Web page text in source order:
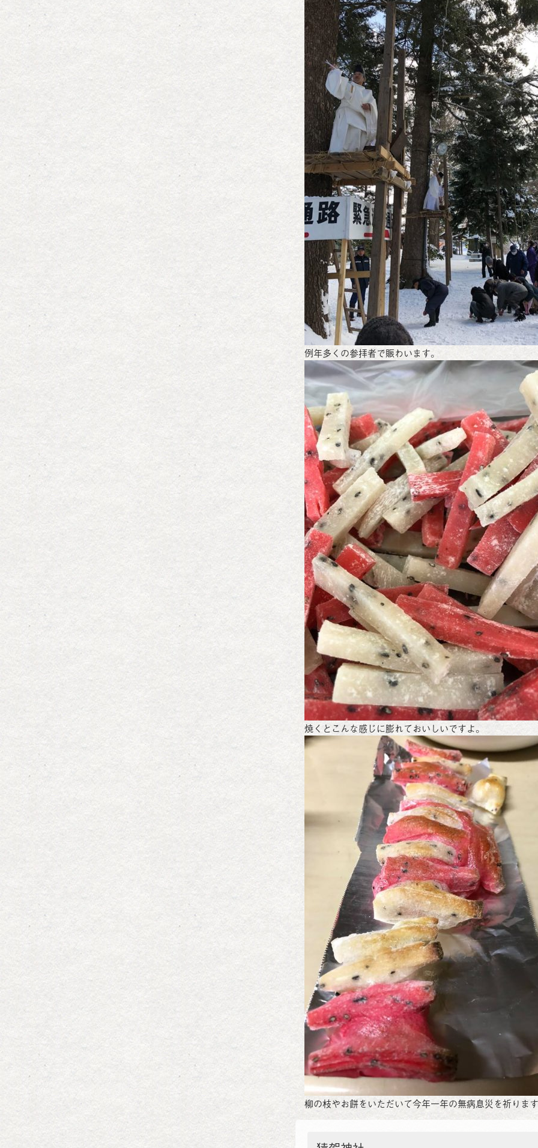
例年多くの参拝者で賑わいます。
焼くとこんな感じに膨れておいしいですよ。
柳の枝やお餅をいただいて今年一年の無病息災を祈ります